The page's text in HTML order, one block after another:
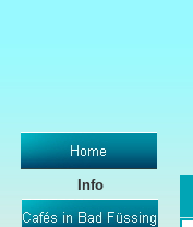
Info